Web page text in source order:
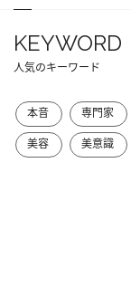
KEYWORD
人気のキーワード
本音 専門家
美容
美意識